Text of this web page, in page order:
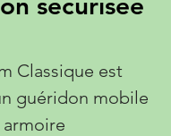
Classique est
guéridon mobile
armoire